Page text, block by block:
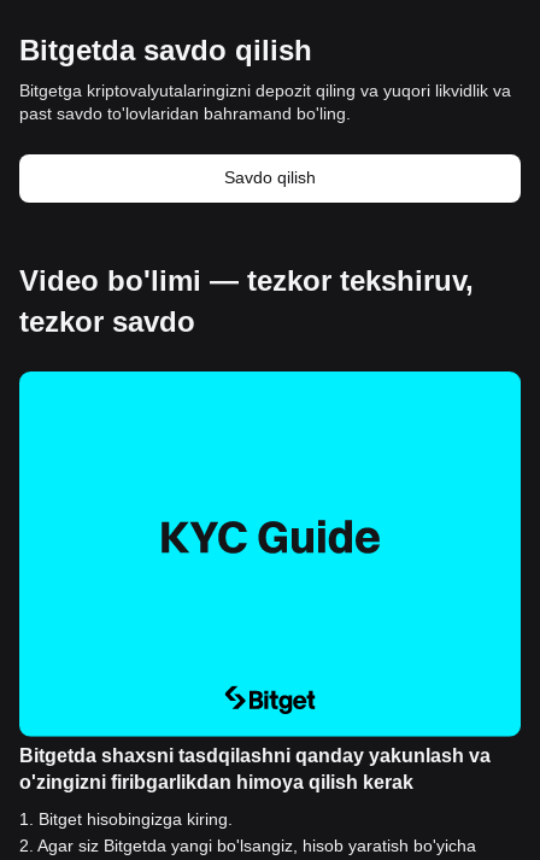
Bitgetda savdo qilish
Bitgetga kriptovalyutalaringizni depozit qiling va yuqori likvidlik va
past savdo to'lovlaridan bahramand bo'ling.
Savdo qilish
Video bo'limi — tezkor tekshiruv,
tezkor savdo
Bitgetda shaxsni tasdqilashni qanday yakunlash va
o'zingizni firibgarlikdan himoya qilish kerak
1
Bitget hisobingizga kiring.
2 Agar siz Bitgetda yangi bo'lsangiz, hisob yaratish bo'yicha